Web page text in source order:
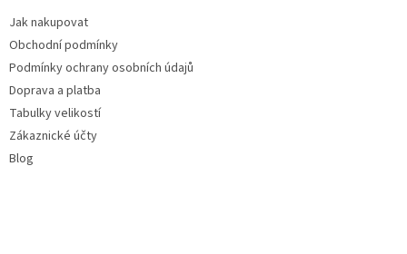
Jak nakupovat
Obchodní podmínky
Podmínky ochrany osobních údajů
Doprava a platba
Tabulky velikostí
Zákaznické účty
Blog